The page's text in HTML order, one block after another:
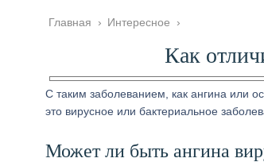
Главная › Интересное ›
Как
С таким заболеванием, как ангина или
это вирусное или бактериальное
Может ли быть ангина